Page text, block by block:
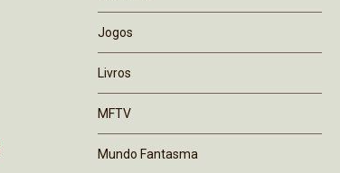
Jogos
Livros
MFTV
Mundo Fantasma